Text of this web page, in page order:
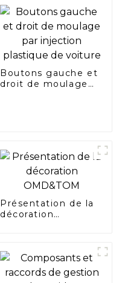
Boutons gauche et
droit de moulage
Présentation de la
décoration